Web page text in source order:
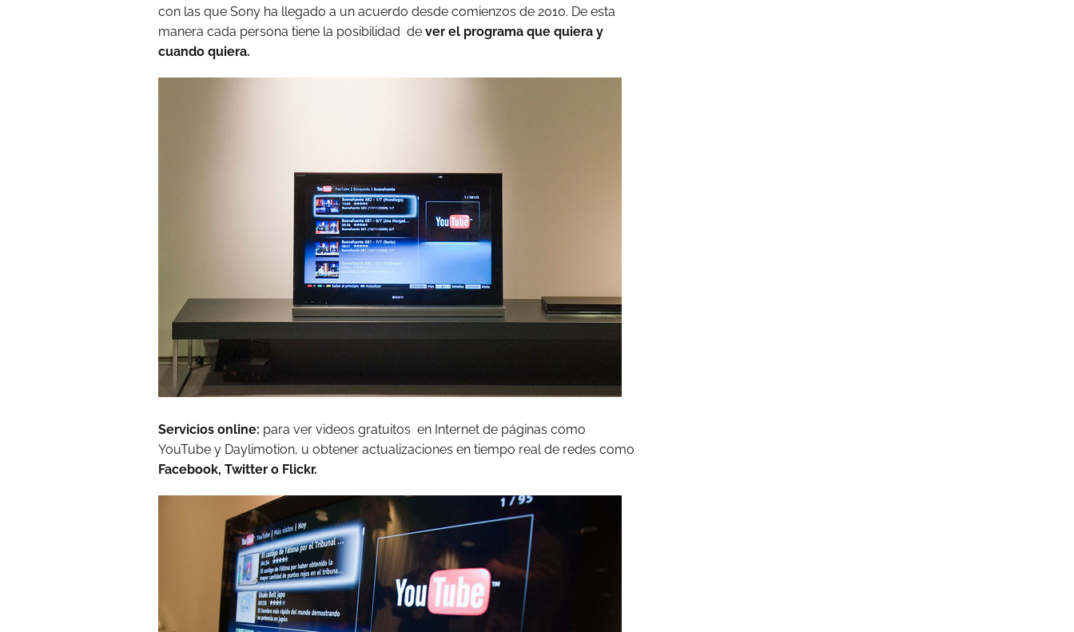
con las que Sony ha llegado a un acuerdo desde comienzos de 2010. De esta
manera cada persona tiene la posibilidad de ver el programa que quiera y
cuando quiera.
Servicios online: para ver videos gratuitos en Internet de páginas como
YouTube y Daylimotion, u obtener actualizaciones en tiempo real de redes como
Facebook, Twitter o Flickr.